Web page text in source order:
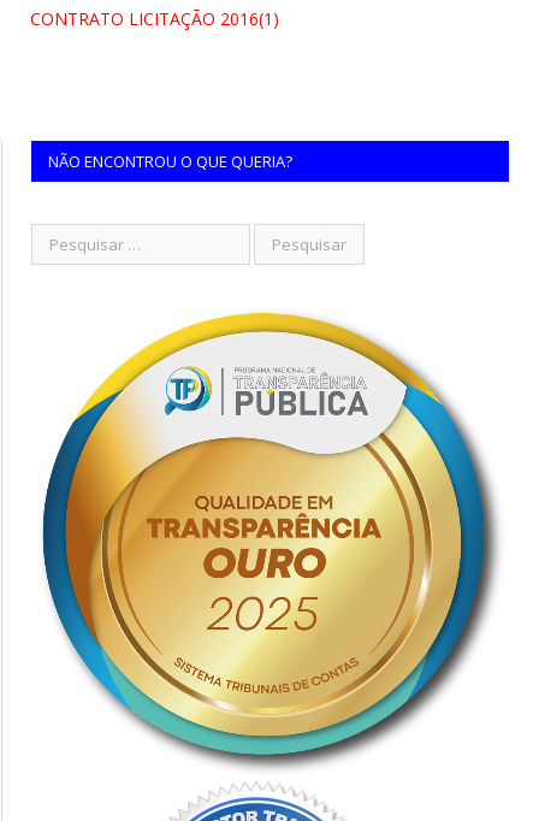
CONTRATO LICITAÇÃO 2016(1)
NÃO ENCONTROU O QUE QUERIA?